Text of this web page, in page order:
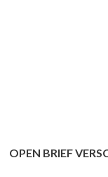
OPEN BRIEF